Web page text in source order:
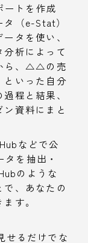
ートを作成
（e-Stat）
タを使い、
分析によって
ら、△△の売
といった自分
程と結果、
資料にまと
などで公
を抽出・
のような
、あなたの
す。
せるだけでな